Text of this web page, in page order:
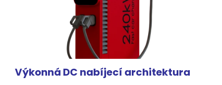
Výkonná DC nabíjecí architektura